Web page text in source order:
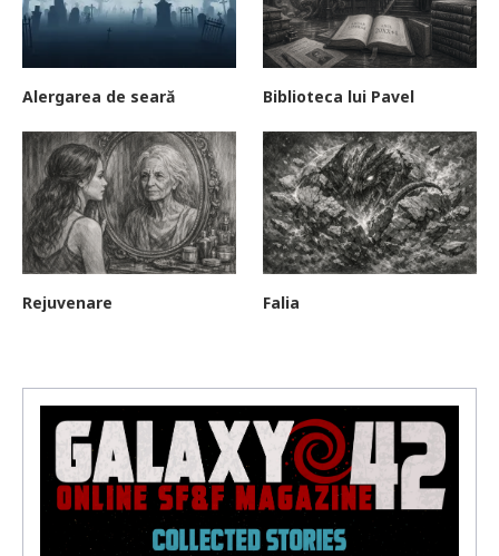
Alergarea de seară Biblioteca lui Pavel
Rejuvenare Falia